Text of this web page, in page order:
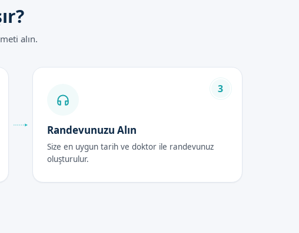
bize ulaşabilirsiniz.
önlemler alınmalıdır. Bebek sünneti
alın.
3
Randevunuzu Alın
Size en uygun tarih ve doktor ile randevunuz
oluşturulur.